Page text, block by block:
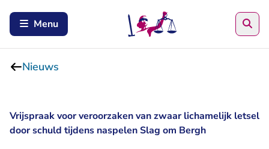
Menu
Nieuws
Vrijspraak voor veroorzaken van zwaar lichamelijk letsel
door schuld tijdens naspelen Slag om Bergh